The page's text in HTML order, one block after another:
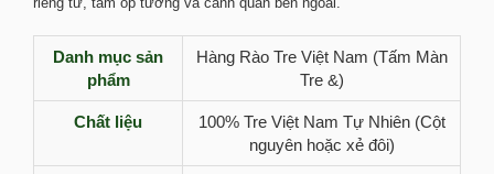
Danh mục sản
phẩm
Hàng Rào Tre Việt Nam (Tấm Màn
Tre &)
Chất liệu
100% Tre Việt Nam Tự Nhiên (Cột
nguyên hoặc xẻ đôi)